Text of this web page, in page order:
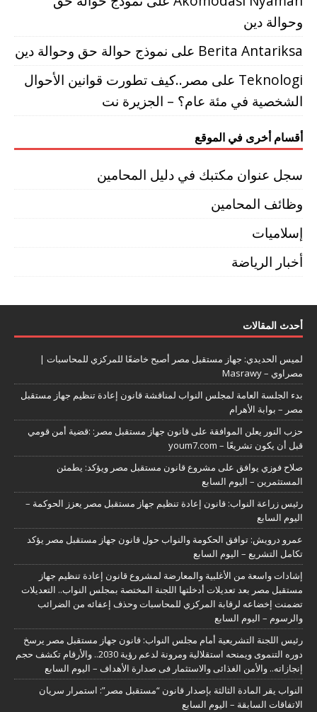
وحوالة دين
Berita Antariksa على نموذج حوالة حق وحوالة دين
Teknologi على مصر..كيف تطورت قوانين الأحوال
الشخصية في مئة عام؟ – الجزيرة نت
أقسام أخرى في الموقع
سجل عنوان مكتبك في دليل المحامين
وظائف المحامين
إسلاميات
أخبار الرياضة
أحدث المقالات
لميس الحديدي: جهاز مستقبل مصر أصبح خاضعًا للمركزي للمحاسبات |
مصراوي – Masrawy
بدء الجلسة العامة لمجلس النواب لمناقشة قانون إعادة تنظيم جهاز مستقبل
مصر – بوابة الأهرام
حزب النور يعلن الموافقة على قانون جهاز مستقبل مصر: :قضية أمن قومي
قبل أن يكون تشريعًا – youm7.com
صلاح فوزي يوافق على مشروع قانون مستقبل مصر ويؤكد: يطمئن
المستثمرين – اليوم السابع
رئيس زراعة النواب: قانون إعادة تنظيم جهاز مستقبل مصر يعزز الحوكمة –
اليوم السابع
عمرو درويش: توافق الحكومة والنواب حول قانون جهاز مستقبل مصر يؤكد
تكامل التشريع – اليوم السابع
إشادات واسعة من الأغلبية والمعارضة لمشروع قانون إعادة تنظيم جهاز
مستقبل مصر بعد تعديلات أدخلتها اللجنة المختصة بمجلس النواب.. التعديلات
تضمنت إخضاعه لرقابة المركزي للمحاسبات وحذف إعفائه من الضرائب
والرسوم – اليوم السابع
رئيس اللجنة التشريعية أمام مجلس النواب: قانون جهاز مستقبل مصر يرسخ
دوره التنموى ويمنحه استقلالية ومرونة لدعم رؤية 2030.. والأرقام تكشف حجم
إنجازاته.. والأمن الغذائى والاستثمار فى صدارة الأهداف – اليوم السابع
النواب يقر المادة الثالثة بإصدار قانون “مستقبل مصر”: استمرار سريان
الاتفاقات السابقة – اليوم السابع